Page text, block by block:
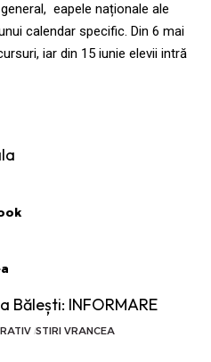
eapele naționale ale
calendar specific. Din 6 mai
iar din 15 iunie elevii intră
Bălești: INFORMARE
STIRI VRANCEA